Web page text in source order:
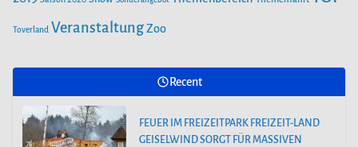
ESA-ASTRONAUT MATTHIAS MAURER
BESUCHT DEN PLAYMOBIL-FUNPARK
FREIZEITPARK PLOHN STELLT NEUHEIT
2025 NEBEN DEM DINOLAND VOR.
Toverland VeranstaltungZoo
Recent
FEUER IM FREIZEITPARK FREIZEIT-LAND
GEISELWIND SORGT FÜR MASSIVEN